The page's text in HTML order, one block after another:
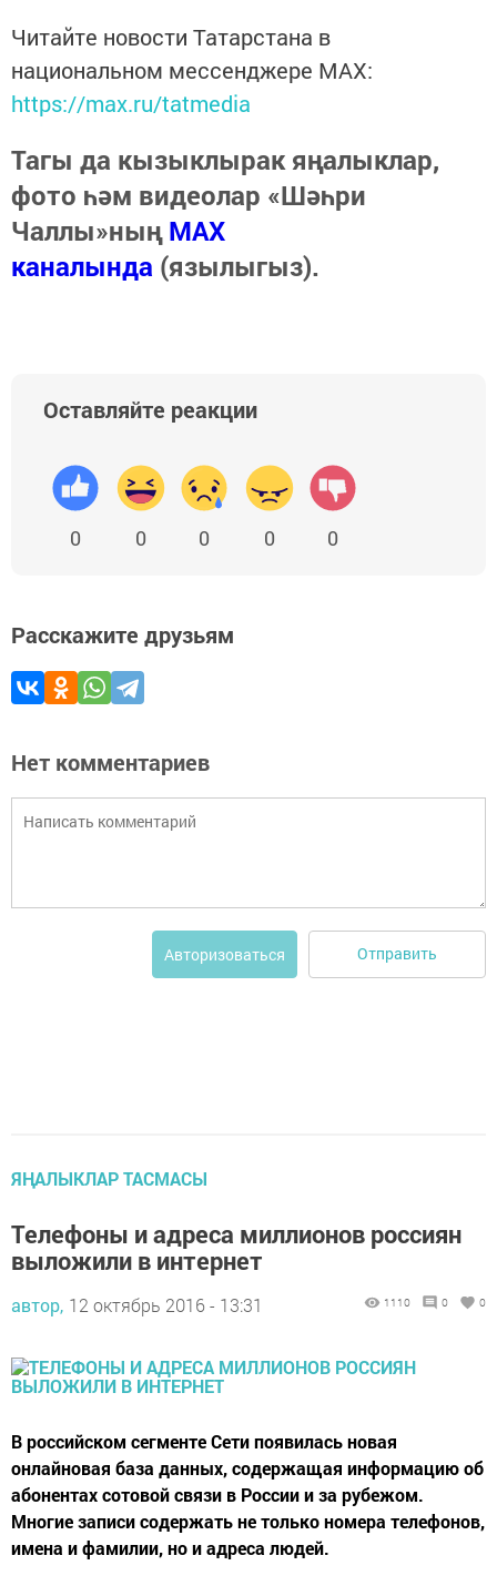
Читайте новости Татарстана в
национальном мессенджере MАХ:
https://max.ru/tatmedia
Тагы да кызыклырак яңалыклар,
фото һәм видеолар «Шәһри
Чаллы»ныңMAX
каналында (язылыгыз).
Оставляйте реакции
0 0 0 0 0
Расскажите друзьям
Нет комментариев
Авторизоваться Отправить
ЯҢАЛЫКЛАР ТАСМАСЫ
Телефоны и адреса миллионов россиян
выложили в интернет
автор, 12 октябрь 2016 - 13:31 1110 0 0
В российском сегменте Сети появилась новая
онлайновая база данных, содержащая информацию об
абонентах сотовой связи в России и за рубежом.
Многие записи содержать не только номера телефонов,
имена и фамилии, но и адреса людей.